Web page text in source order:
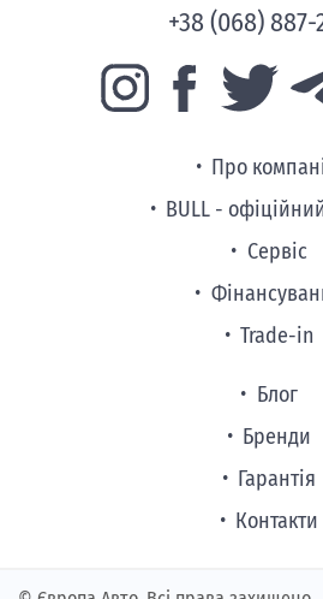
+38 (068) 887-
Про
BULL -
Сервіс
Trade-in
Блог
Бренди
Гарантія
Контакти